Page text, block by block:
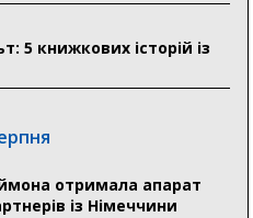
5 книжкових історій із
отримала апарат
із Німеччини